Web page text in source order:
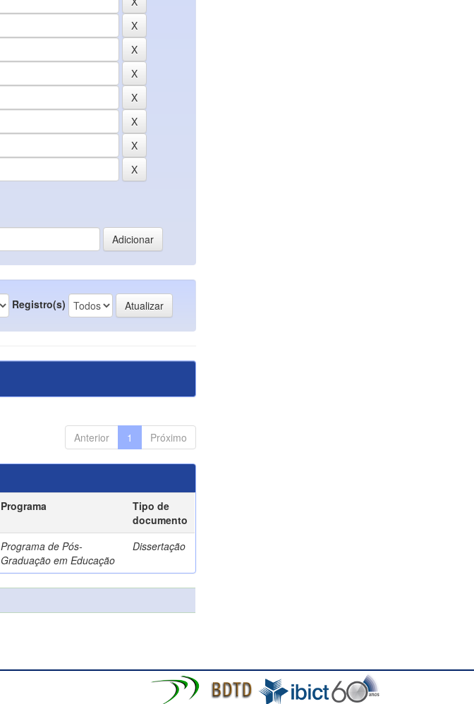
Registro(s)
Anterior 1 Próximo
Programa
Tipo de
documento
Programa de Pós-
Graduação em Educação
Dissertação